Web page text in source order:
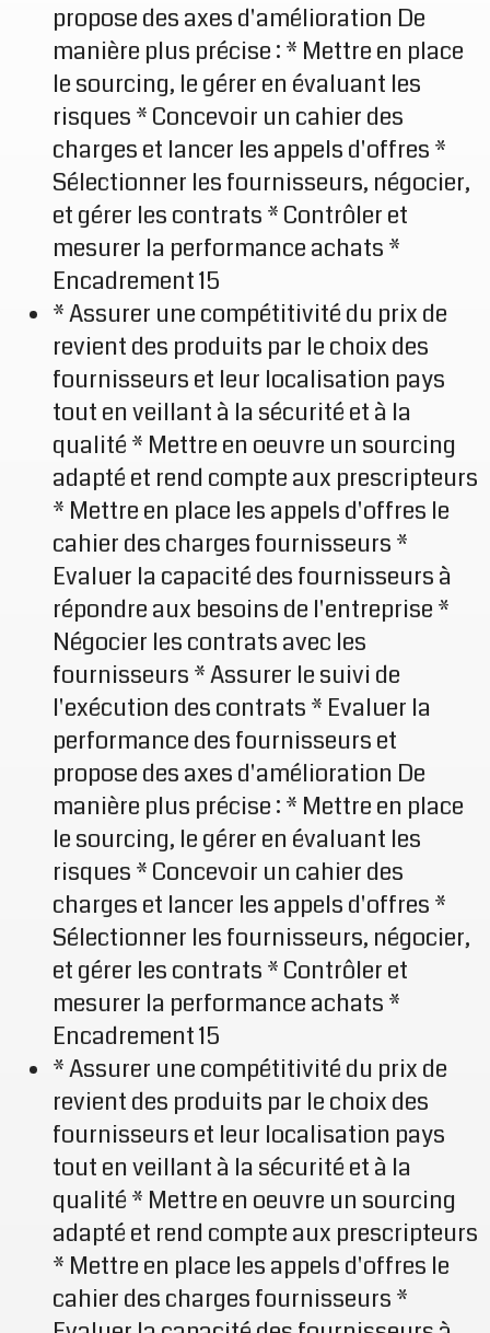
propose des axes d'amélioration De
manière plus précise : * Mettre en place
le sourcing, le gérer en évaluant les
risques * Concevoir un cahier des
charges et lancer les appels d'offres *
Sélectionner les fournisseurs, négocier,
et gérer les contrats * Contrôler et
mesurer la performance achats *
Encadrement 15
* Assurer une compétitivité du prix de
revient des produits par le choix des
fournisseurs et leur localisation pays
tout en veillant à la sécurité et à la
qualité * Mettre en oeuvre un sourcing
adapté et rend compte aux prescripteurs
* Mettre en place les appels d'offres le
cahier des charges fournisseurs *
Evaluer la capacité des fournisseurs à
répondre aux besoins de l'entreprise *
Négocier les contrats avec les
fournisseurs * Assurer le suivi de
l'exécution des contrats * Evaluer la
performance des fournisseurs et
propose des axes d'amélioration De
manière plus précise : * Mettre en place
le sourcing, le gérer en évaluant les
risques * Concevoir un cahier des
charges et lancer les appels d'offres *
Sélectionner les fournisseurs, négocier,
et gérer les contrats * Contrôler et
mesurer la performance achats *
Encadrement 15
* Assurer une compétitivité du prix de
revient des produits par le choix des
fournisseurs et leur localisation pays
tout en veillant à la sécurité et à la
qualité * Mettre en oeuvre un sourcing
adapté et rend compte aux prescripteurs
* Mettre en place les appels d'offres le
cahier des charges fournisseurs *